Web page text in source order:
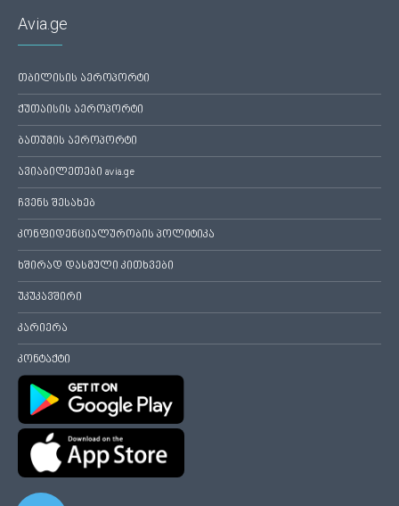
Avia.ge
თბილისის აეროპორტი
ქუთაისის აეროპორტი
ბათუმის აეროპორტი
ავიაბილეთები avia.ge
ჩვენს შესახებ
კონფიდენციალურობის პოლიტიკა
ხშირად დასმული კითხვები
უკუკავშირი
კარიერა
კონტაქტი